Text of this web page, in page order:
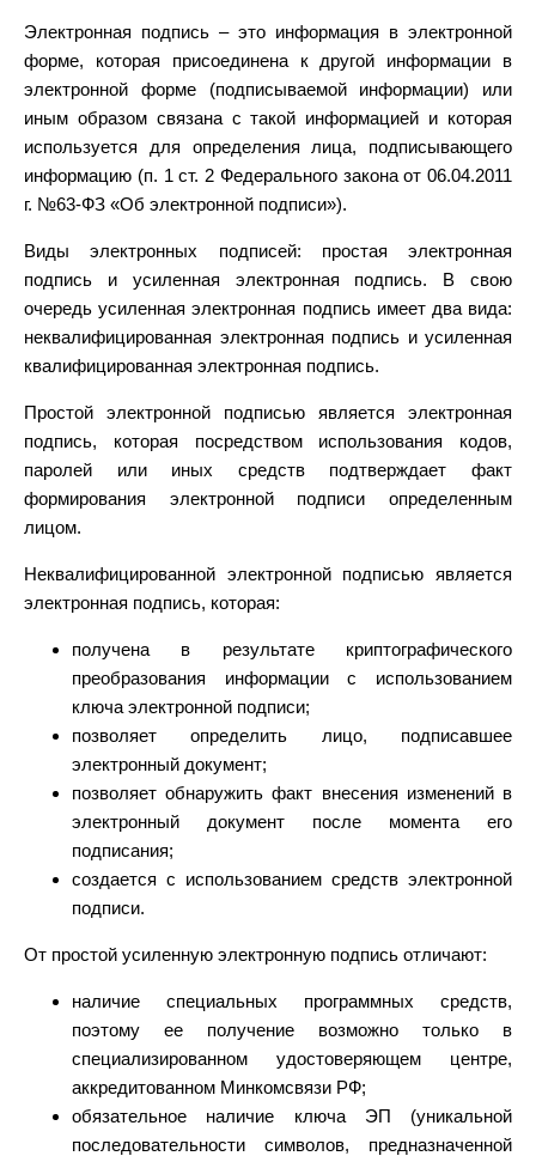
Электронная подпись – это информация в электронной
форме, которая присоединена к другой информации в
электронной форме (подписываемой информации) или
иным образом связана с такой информацией и которая
используется для определения лица, подписывающего
информацию (п. 1 ст. 2 Федерального закона от 06.04.2011
г. №63-ФЗ «Об электронной подписи»).
Виды электронных подписей: простая электронная
подпись и усиленная электронная подпись. В свою
очередь усиленная электронная подпись имеет два вида:
неквалифицированная электронная подпись и усиленная
квалифицированная электронная подпись.
Простой электронной подписью является электронная
подпись, которая посредством использования кодов,
паролей или иных средств подтверждает факт
формирования электронной подписи определенным
лицом.
Неквалифицированной электронной подписью является
электронная подпись, которая:
получена в результате криптографического
преобразования информации с использованием
ключа электронной подписи;
позволяет определить лицо, подписавшее
электронный документ;
позволяет обнаружить факт внесения изменений в
электронный документ после момента его
подписания;
создается с использованием средств электронной
подписи.
От простой усиленную электронную подпись отличают:
наличие специальных программных средств,
поэтому ее получение возможно только в
специализированном удостоверяющем центре,
аккредитованном Минкомсвязи РФ;
обязательное наличие ключа ЭП (уникальной
последовательности символов, предназначенной